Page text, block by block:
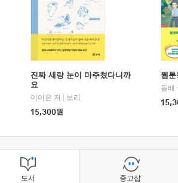
진짜 새랑 눈이 마주쳤다니까
요
이이은 저
보리
15,300원
웹
돌배
도서 중고샵